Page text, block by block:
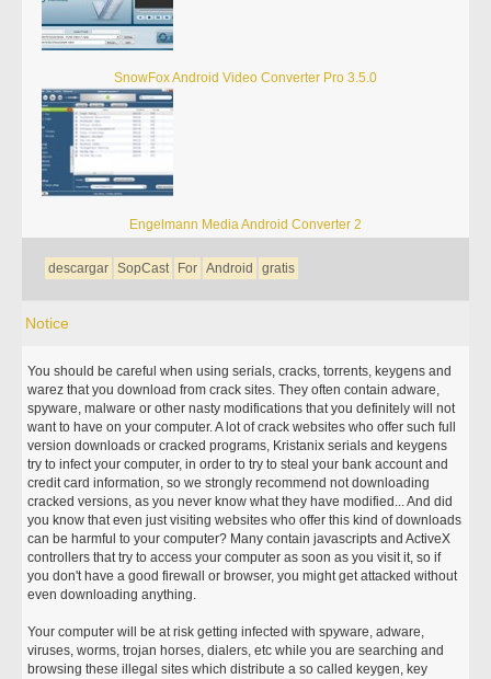
SnowFox Android Video Converter Pro 3.5.0
Engelmann Media Android Converter 2
descargar SopCast For Android gratis
Notice
You should be careful when using serials, cracks, torrents, keygens and
warez that you download from crack sites. They often contain adware,
spyware, malware or other nasty modifications that you definitely will not
want to have on your computer. A lot of crack websites who offer such full
version downloads or cracked programs, Kristanix serials and keygens
try to infect your computer, in order to try to steal your bank account and
credit card information, so we strongly recommend not downloading
cracked versions, as you never know what they have modified... And did
you know that even just visiting websites who offer this kind of downloads
can be harmful to your computer? Many contain javascripts and ActiveX
controllers that try to access your computer as soon as you visit it, so if
you don't have a good firewall or browser, you might get attacked without
even downloading anything.
Your computer will be at risk getting infected with spyware, adware,
viruses, worms, trojan horses, dialers, etc while you are searching and
browsing these illegal sites which distribute a so called keygen, key